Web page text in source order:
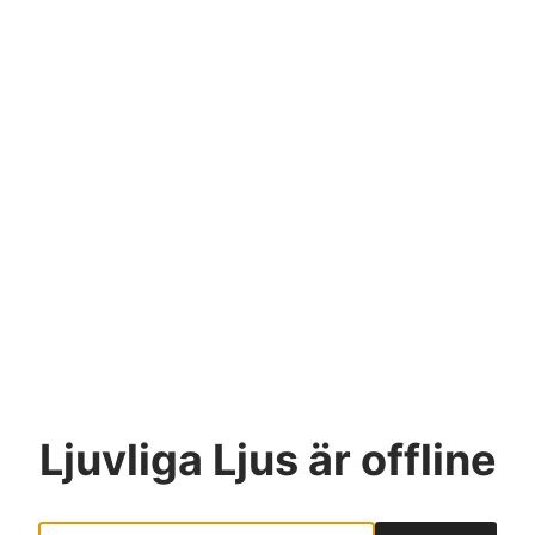
Ljuvliga Ljus är offline